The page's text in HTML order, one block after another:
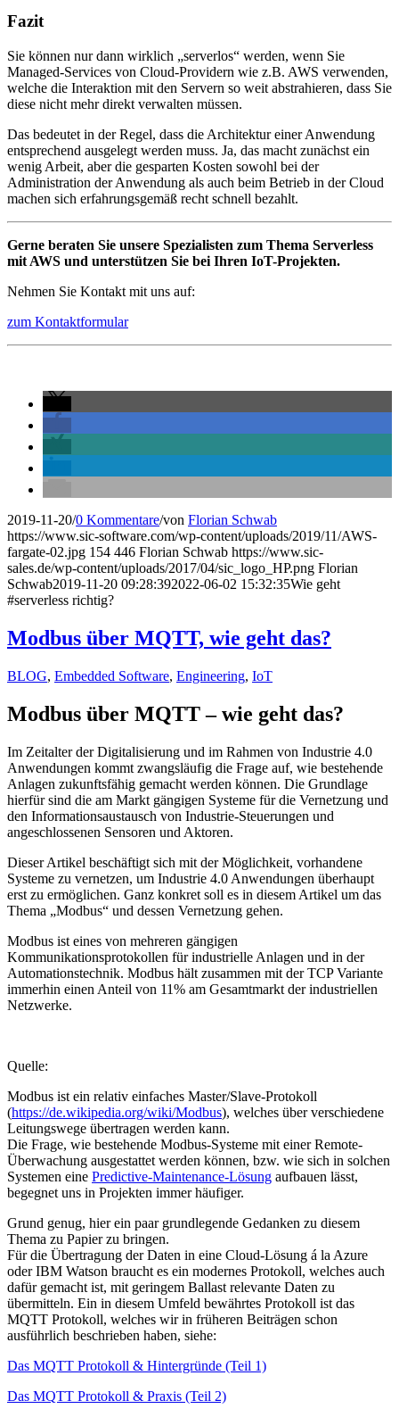
Fazit
Sie können nur dann wirklich „serverlos“ werden, wenn Sie
Managed-Services von Cloud-Providern wie z.B. AWS verwenden,
welche die Interaktion mit den Servern so weit abstrahieren, dass Sie
diese nicht mehr direkt verwalten müssen.
Das bedeutet in der Regel, dass die Architektur einer Anwendung
entsprechend ausgelegt werden muss. Ja, das macht zunächst ein
wenig Arbeit, aber die gesparten Kosten sowohl bei der
Administration der Anwendung als auch beim Betrieb in der Cloud
machen sich erfahrungsgemäß recht schnell bezahlt.
Gerne beraten Sie unsere Spezialisten zum Thema Serverless
mit AWS und unterstützen Sie bei Ihren IoT-Projekten.
Nehmen Sie Kontakt mit uns auf:
zum Kontaktformular
2019-11-20/0 Kommentare/von Florian Schwab
https://www.sic-software.com/wp-content/uploads/2019/11/AWS-
fargate-02.jpg 154 446 Florian Schwab https://www.sic-
sales.de/wp-content/uploads/2017/04/sic_logo_HP.png Florian
Schwab2019-11-20 09:28:392022-06-02 15:32:35Wie geht
#serverless richtig?
Modbus über MQTT, wie geht das?
BLOG, Embedded Software, Engineering, IoT
Modbus über MQTT – wie geht das?
Im Zeitalter der Digitalisierung und im Rahmen von Industrie 4.0
Anwendungen kommt zwangsläufig die Frage auf, wie bestehende
Anlagen zukunftsfähig gemacht werden können. Die Grundlage
hierfür sind die am Markt gängigen Systeme für die Vernetzung und
den Informationsaustausch von Industrie-Steuerungen und
angeschlossenen Sensoren und Aktoren.
Dieser Artikel beschäftigt sich mit der Möglichkeit, vorhandene
Systeme zu vernetzen, um Industrie 4.0 Anwendungen überhaupt
erst zu ermöglichen. Ganz konkret soll es in diesem Artikel um das
Thema „Modbus“ und dessen Vernetzung gehen.
Modbus ist eines von mehreren gängigen
Kommunikationsprotokollen für industrielle Anlagen und in der
Automationstechnik. Modbus hält zusammen mit der TCP Variante
immerhin einen Anteil von 11% am Gesamtmarkt der industriellen
Netzwerke.
Quelle:
Modbus ist ein relativ einfaches Master/Slave-Protokoll
(https://de.wikipedia.org/wiki/Modbus), welches über verschiedene
Leitungswege übertragen werden kann.
Die Frage, wie bestehende Modbus-Systeme mit einer Remote-
Überwachung ausgestattet werden können, bzw. wie sich in solchen
Systemen eine Predictive-Maintenance-Lösung aufbauen lässt,
begegnet uns in Projekten immer häufiger.
Grund genug, hier ein paar grundlegende Gedanken zu diesem
Thema zu Papier zu bringen.
Für die Übertragung der Daten in eine Cloud-Lösung á la Azure
oder IBM Watson braucht es ein modernes Protokoll, welches auch
dafür gemacht ist, mit geringem Ballast relevante Daten zu
übermitteln. Ein in diesem Umfeld bewährtes Protokoll ist das
MQTT Protokoll, welches wir in früheren Beiträgen schon
ausführlich beschrieben haben, siehe:
Das MQTT Protokoll & Hintergründe (Teil 1)
Das MQTT Protokoll & Praxis (Teil 2)